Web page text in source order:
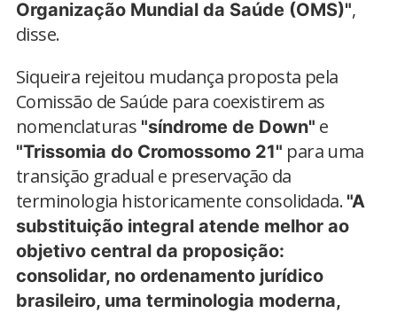
Organização Mundial da Saúde (OMS)",
disse.
Siqueira rejeitou mudança proposta pela
Comissão de Saúde para coexistirem as
nomenclaturas "síndrome de Down" e
"Trissomia do Cromossomo 21" para uma
transição gradual e preservação da
terminologia historicamente consolidada. "A
substituição integral atende melhor ao
objetivo central da proposição:
consolidar, no ordenamento jurídico
brasileiro, uma terminologia moderna,